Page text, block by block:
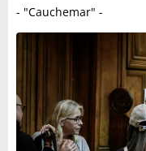
- "Cauchemar" -